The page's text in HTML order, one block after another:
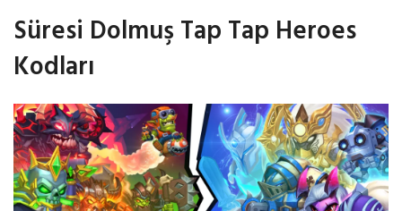
Süresi Dolmuş Tap Tap Heroes
Kodları